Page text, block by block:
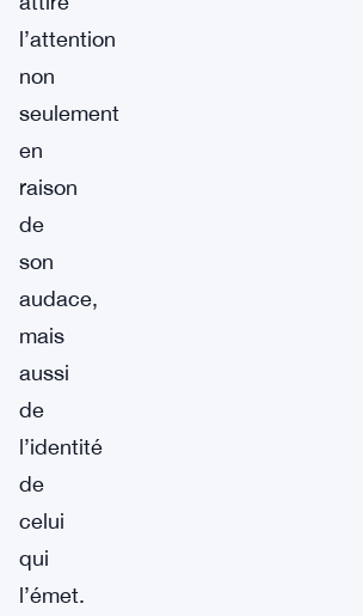
l’attention
non
seulement
en
raison
de
son
audace,
mais
aussi
de
l’identité
de
celui
qui
l’émet.